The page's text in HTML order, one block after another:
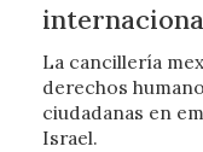
La cancillería
derechos
ciudadanas en
Israel.